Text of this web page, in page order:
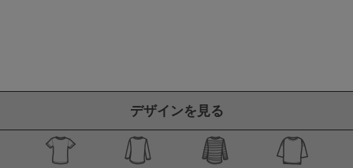
デザインを見る